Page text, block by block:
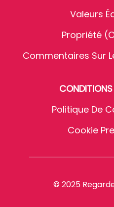
Valeurs
Propriété
Commentaires Sur
CONDITIONS
Politique De
Cookie
© 2025